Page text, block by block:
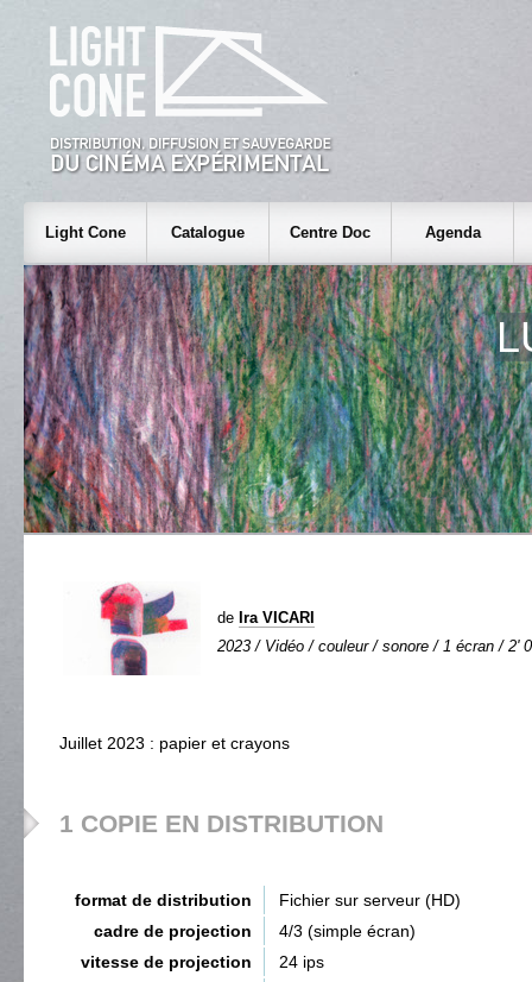
Light Cone Catalogue Centre Doc Agenda
de Ira VICARI
2023 / Vidéo / couleur / sonore / 1 écran / 2'
Juillet 2023 : papier et crayons
1 COPIE EN DISTRIBUTION
format de distribution
Fichier sur serveur (HD)
cadre de projection
4/3 (simple écran)
vitesse de projection
24 ips